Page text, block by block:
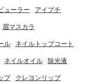
ューラー アイプチ
眉マスカラ
ル ネイルトップコート
ネイルオイル 除光液
プ クレヨンリップ